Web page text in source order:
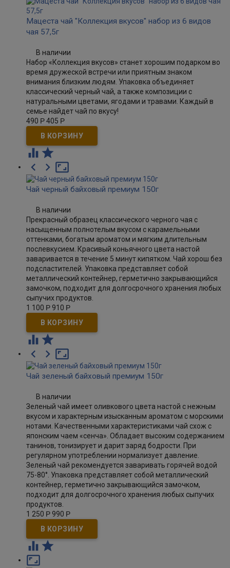
Мацеста чай "Коллекция вкусов" набор из 6 видов
чая 57,5г
В наличии
Набор «Коллекция вкусов» станет хорошим подарком во
время дружеской встречи или приятным знаком
внимания близким людям. Упаковка объединяет
классический черный чай, а также композиции с
натуральными цветами, ягодами и травами. Каждый в
семье найдет чай по вкусу!
490 Р 405 Р
 

 
Чай черный байховый премиум 150г
В наличии
Прекрасный образец классического черного чая с
насыщенным полнотелым вкусом с карамельными
оттенками, богатым ароматом и мягким длительным
послевкусием. Красивый коньячного цвета настой
заваривается в течение 5 минут кипятком. Чай хорош без
подсластителей. Упаковка представляет собой
металлический контейнер, герметично закрывающийся
замочком, подходит для долгосрочного хранения любых
сыпучих продуктов.
1 100 Р 910 Р
 

 
Чай зеленый байховый премиум 150г
В наличии
Зеленый чай имеет оливкового цвета настой с нежным
вкусом и характерным изысканным ароматом с морскими
нотами. Качественными характеристиками чай схож с
японским чаем «сенча». Обладает высоким содержанием
танинов, тонизирует и дарит заряд бодрости. При
регулярном употреблении нормализует давление.
Зеленый чай рекомендуется заваривать горячей водой
75-80°. Упаковка представляет собой металлический
контейнер, герметично закрывающийся замочком,
подходит для долгосрочного хранения любых сыпучих
продуктов.
1 250 Р 990 Р
 
